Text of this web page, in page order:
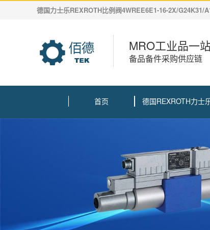
德国力士乐REXROTH比例阀4WREE6E1-16-2X/G24K31/
MRO工业品一
备品备件采购供应链
首页 德国REXROTH力士